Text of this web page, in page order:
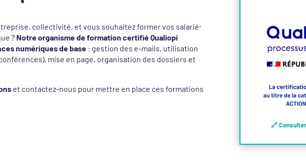
collectivité, et vous souhaitez former vos salarié⸱
? Notre organisme de formation certifié Qualiopi
numériques de base : gestion des e-mails, utilisation
mise en page, organisation des dossiers et
et contactez-nous pour mettre en place ces formations
🔗